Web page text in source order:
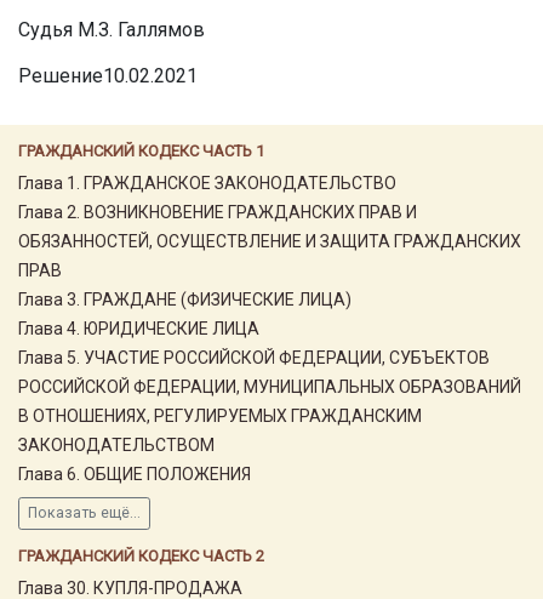
ГРАЖДАНСКИЙ КОДЕКС ЧАСТЬ 1
Глава 1. ГРАЖДАНСКОЕ ЗАКОНОДАТЕЛЬСТВО
Глава 2. ВОЗНИКНОВЕНИЕ ГРАЖДАНСКИХ ПРАВ И
ОБЯЗАННОСТЕЙ, ОСУЩЕСТВЛЕНИЕ И ЗАЩИТА ГРАЖДАНСКИХ
ПРАВ
Глава 3. ГРАЖДАНЕ (ФИЗИЧЕСКИЕ ЛИЦА)
Глава 4. ЮРИДИЧЕСКИЕ ЛИЦА
Глава 5. УЧАСТИЕ РОССИЙСКОЙ ФЕДЕРАЦИИ, СУБЪЕКТОВ
РОССИЙСКОЙ ФЕДЕРАЦИИ, МУНИЦИПАЛЬНЫХ ОБРАЗОВАНИЙ
В ОТНОШЕНИЯХ, РЕГУЛИРУЕМЫХ ГРАЖДАНСКИМ
ЗАКОНОДАТЕЛЬСТВОМ
Глава 6. ОБЩИЕ ПОЛОЖЕНИЯ
Показать ещё...
ГРАЖДАНСКИЙ КОДЕКС ЧАСТЬ 2
Глава 30. КУПЛЯ-ПРОДАЖА
Судья М.З. Галлямов
Решение10.02.2021